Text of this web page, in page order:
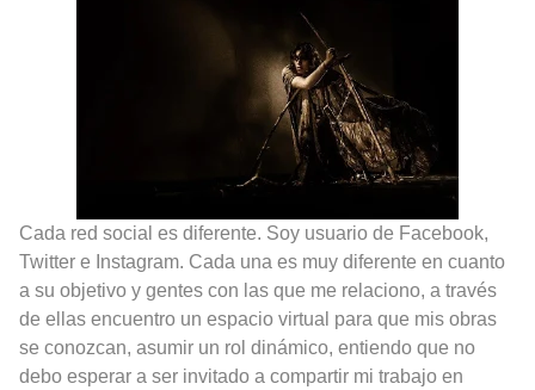
Cada red social es diferente. Soy usuario de Facebook,
Twitter e Instagram. Cada una es muy diferente en cuanto
a su objetivo y gentes con las que me relaciono, a través
de ellas encuentro un espacio virtual para que mis obras
se conozcan, asumir un rol dinámico, entiendo que no
debo esperar a ser invitado a compartir mi trabajo en